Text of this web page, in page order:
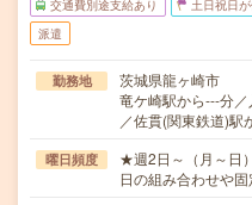
交通費別途支給あり 土日祝日
派遣
勤務地
茨城県龍ヶ崎市
竜ケ崎駅から---分
／佐貫(関東鉄道)駅
曜日頻度
★週2日～（月～日
日の組み合わせや固